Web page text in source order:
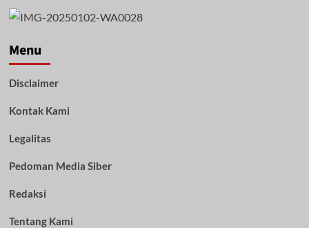
Menu
Disclaimer
Kontak Kami
Legalitas
Pedoman Media Siber
Redaksi
Tentang Kami